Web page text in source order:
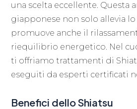
una scelta eccellente. Questa
giapponese non solo allevia lo
promuove anche il
riequilibrio energetico. Nel
ti offriamo trattamenti di
eseguiti da esperti certificati
Benefici dello Shiatsu